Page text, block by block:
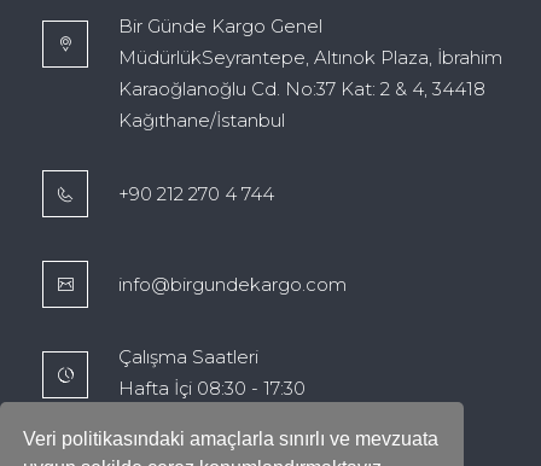
Veri politikasındaki amaçlarla sınırlı ve mevzuata
Bir Günde Kargo Genel
MüdürlükSeyrantepe, Altınok Plaza, İbrahim
Karaoğlanoğlu Cd. No:37 Kat: 2 & 4, 34418
Kağıthane/İstanbul
+90 212 270 4 744
info@birgundekargo.com
Çalışma Saatleri
Hafta İçi 08:30 - 17:30